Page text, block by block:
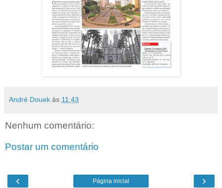
André Douek às 11:43
Nenhum comentário:
Postar um comentário
‹ ›
Página inicial